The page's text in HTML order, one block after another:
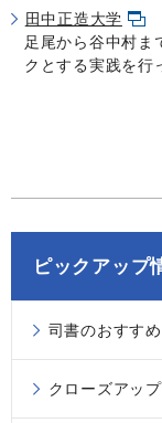
田中正造大学
足尾から谷中村ま
クとする実践を行
ピックアップ
司書のおすす
クローズアッ